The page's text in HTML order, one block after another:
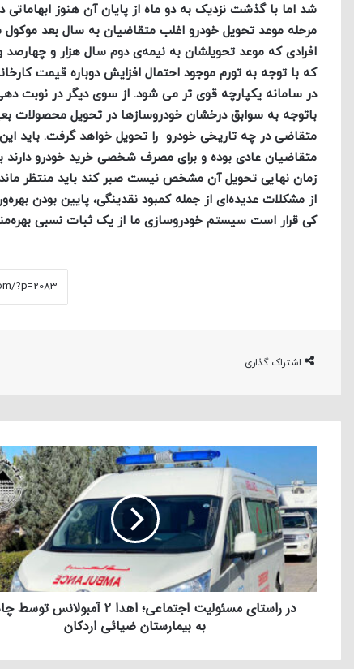
شد اما با گذشت نزدیک به دو ماه از پایانآن هنوز
مرحله موعد تحویل خودرو اغلب متقاضیان به سال بعد
افرادی که موعد تحویلشان به نیمه‌ی دوم سال هزار و
که با توجه به تورم موجود احتمال افزایش دوباره قیمت
در سامانه‌ یکپارچه قوی تر می شود. از سوی دیگر در نوبت
باتوجه به سوابق درخشان خودروسازها در تحویل محصولات
متقاضی در چه تاریخی خودرو را تحویل خواهد گرفت. باید
متقاضیان عادی بوده و برای مصرف شخصی خرید خودرو
زمان نهایی تحویل آن مشخص نیست صبر کند باید منتظر
از مشکلات عدیده‌ای از جمله کمبود نقدینگی، پایین بودن
کی قرار است سیستم خودروسازی ما از یک ثبات نسبی
اشتراک گذاری
در راستای مسئولیت اجتماعی؛ اهدا ۲ آمبولانس
به بیمارستان ضیائی اردکان